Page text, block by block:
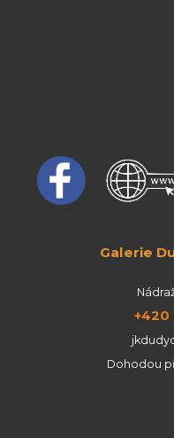
Galerie
+420
Dohodou